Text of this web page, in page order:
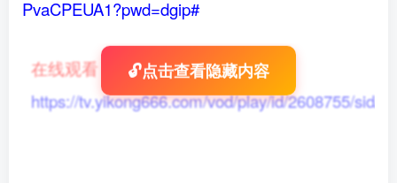
PvaCPEUA1?pwd=dgip#
在线观看
https://tv.yikong666.com/vod/play/id/2608755/sid/
🔓点击查看隐藏内容